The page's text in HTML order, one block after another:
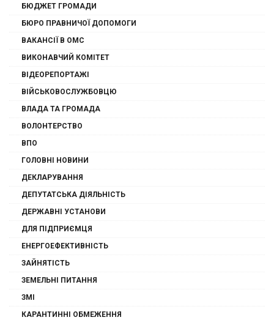
БЮДЖЕТ ГРОМАДИ
БЮРО ПРАВНИЧОЇ ДОПОМОГИ
ВАКАНСІЇ В ОМС
ВИКОНАВЧИЙ КОМІТЕТ
ВІДЕОРЕПОРТАЖІ
ВІЙСЬКОВОСЛУЖБОВЦЮ
ВЛАДА ТА ГРОМАДА
ВОЛОНТЕРСТВО
ВПО
ГОЛОВНІ НОВИНИ
ДЕКЛАРУВАННЯ
ДЕПУТАТСЬКА ДІЯЛЬНІСТЬ
ДЕРЖАВНІ УСТАНОВИ
ДЛЯ ПІДПРИЄМЦЯ
ЕНЕРГОЕФЕКТИВНІСТЬ
ЗАЙНЯТІСТЬ
ЗЕМЕЛЬНІ ПИТАННЯ
ЗМІ
КАРАНТИННІ ОБМЕЖЕННЯ